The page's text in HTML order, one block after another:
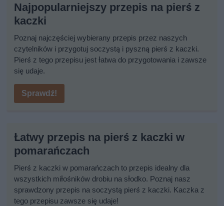
Najpopularniejszy przepis na pierś z
kaczki
Poznaj najczęściej wybierany przepis przez naszych
czytelników i przygotuj soczystą i pyszną pierś z kaczki.
Pierś z tego przepisu jest łatwa do przygotowania i zawsze
się udaje.
Sprawdź!
Łatwy przepis na pierś z kaczki w
pomarańczach
Pierś z kaczki w pomarańczach to przepis idealny dla
wszystkich miłośników drobiu na słodko. Poznaj nasz
sprawdzony przepis na soczystą pierś z kaczki. Kaczka z
tego przepisu zawsze się udaje!